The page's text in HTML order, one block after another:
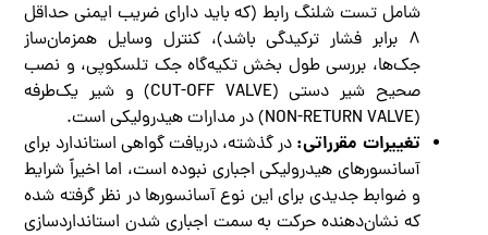
شامل تست شلنگ رابط (که باید دارای ضریب ایمنی حداقل
۸ برابر فشار ترکیدگی باشد)، کنترل وسایل همزمان‌ساز
جک‌ها، بررسی طول بخش تکیه‌گاه جک تلسکوپی، و نصب
صحیح شیر دستی (CUT-OFF VALVE) و شیر یک‌طرفه
(NON-RETURN VALVE) در مدارات هیدرولیکی است.
تغییرات مقرراتی: در گذشته، دریافت گواهی استاندارد برای
آسانسورهای هیدرولیکی اجباری نبوده است، اما اخیراً شرایط
و ضوابط جدیدی برای این نوع آسانسورها در نظر گرفته شده
که نشان‌دهنده حرکت به سمت اجباری شدن استانداردسازی